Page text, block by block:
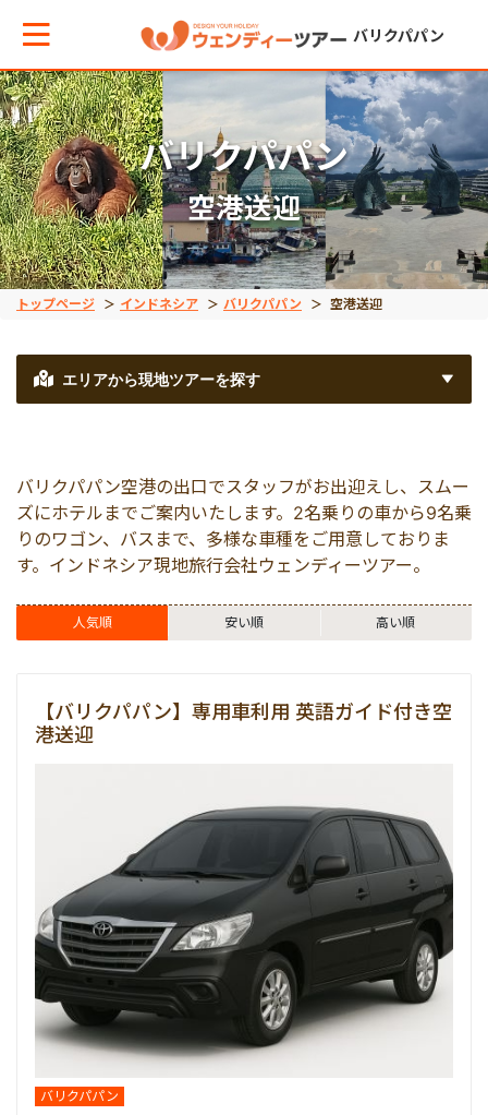
バリクパパン
トップページ インドネシア バリクパパン 空港送迎
バリクパパン
空港送迎
エリアから現地ツアーを探す
バリクパパン空港の出口でスタッフがお出迎えし、スムー
ズにホテルまでご案内いたします。2名乗りの車から9名乗
りのワゴン、バスまで、多様な車種をご用意しておりま
す。インドネシア現地旅行会社ウェンディーツアー。
人気順 安い順 高い順
【バリクパパン】専用車利用 英語ガイド付き空
港送迎
バリクパパン
メインメニューへ戻る
マから現地ツアーを探す
送迎
ャーター
メインメニューへ戻る
アからお役立ち情報を探す
ドネシア
ーシア
ガポール
ボジア